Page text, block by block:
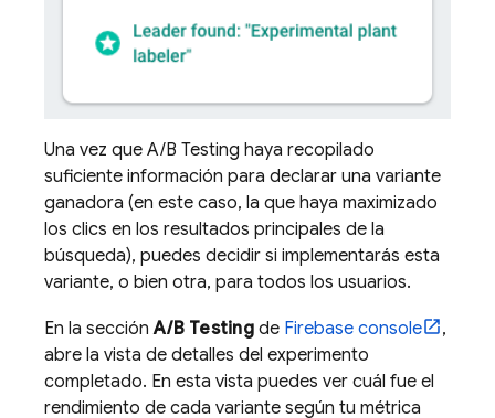
Una vez que A/B Testing haya recopilado
suficiente información para declarar una variante
ganadora (en este caso, la que haya maximizado
los clics en los resultados principales de la
búsqueda), puedes decidir si implementarás esta
variante, o bien otra, para todos los usuarios.
En la secciónA/B Testingde Firebaseconsole
,
abre la vista de detalles del experimento
completado. En esta vista puedes ver cuál fue el
rendimiento de cada variante según tu métrica